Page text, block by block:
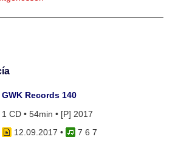
GWK Records 140
1 CD • 54min • [P] 2017
12.09.2017 •
7 6 7